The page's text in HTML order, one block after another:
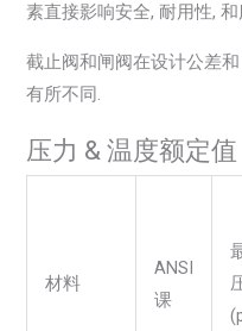
素直接影响安全, 耐用性,
截止阀和闸阀在设计公差
有所不同.
压力 & 温度额定值
材料
ANSI
课